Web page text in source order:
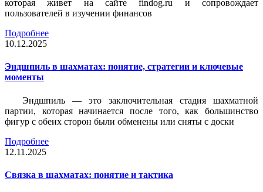
которая живет на сайте findog.ru и сопровождает
пользователей в изучении финансов
Подробнее
10.12.2025
Эндшпиль в шахматах: понятие, стратегии и ключевые
моменты
Эндшпиль — это заключительная стадия шахматной
партии, которая начинается после того, как большинство
фигур с обеих сторон были обменены или сняты с доски
Подробнее
12.11.2025
Связка в шахматах: понятие и тактика